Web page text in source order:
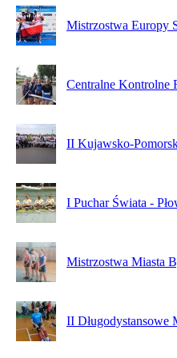
Mistrzostwa Europy
Centralne Kontrolne
II Kujawsko-
I Puchar Świata -
Mistrzostwa Miasta
II Długodystansowe